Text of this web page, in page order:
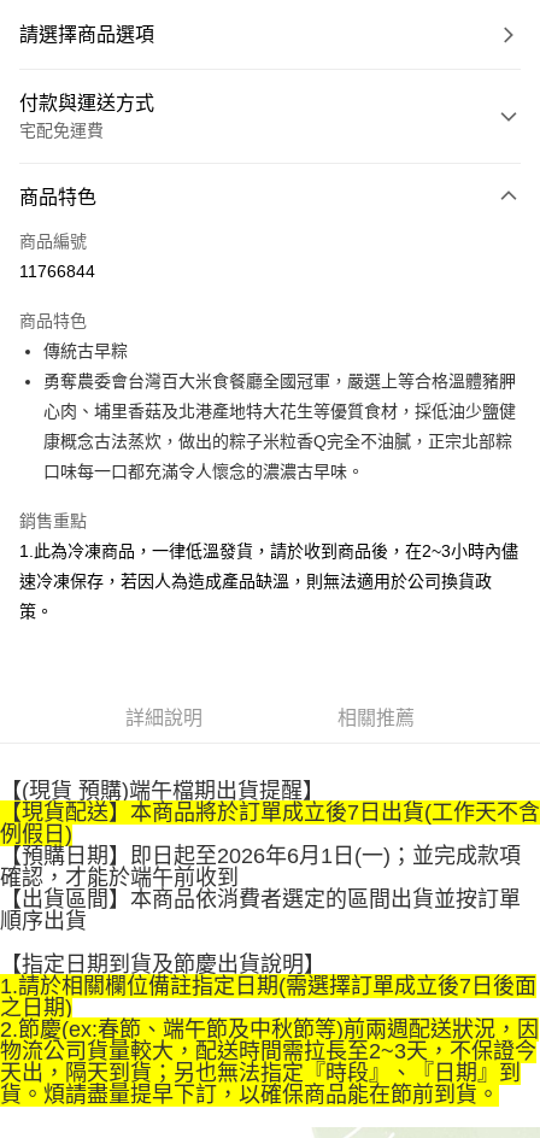
請選擇商品選項
付款與運送方式
宅配免運費
信用卡一次付款
LINE Pay
街口支付
悠遊付
Google Pay
全盈+PAY
大哥付你分期
相關說明
【大哥付你分期使用說明】
1.本服務由台灣大哥大提供，台灣大哥大用戶可立即使用無須另外申請。
2.付款方式選擇「大哥付你分期」，訂單成立後會自動跳轉到大哥付的交易
4.訂單成立30分鐘內，如未前往確認交易或遇審核未通過，訂單將自動取
消。如遇「轉專審核」未通過狀況，表示未達大哥付你分期系統評分，恕無
1.分期款項不併入電信帳單，「大哥付你分期」於每月結算日後寄送繳費提
醒簡訊。
2.透過簡訊連結打開帳單後，可選擇「超商條碼／台灣大直營門市／銀行轉
帳／街口支付／iPASS MONEY」等通路繳費。
【注意事項】
1.本服務係由「台灣大哥大股份有限公司」（以下簡稱本公司）所提供，讓
用戶於交易時，得透過本服務購買商品或服務，並由商店將買賣／分期付款
買賣價金債權讓與本公司後，依約使用本公司帳單繳交帳款。
2.基於同意付款使用「大哥付你分期」之契約關係目的，商店將以您的個人
資料（包含姓名、電話或地址）提供予台灣大哥大進項蒐集、處理及利用，
由本公司與您本人進行分期帳單所需資料之確認、核對及更正。
3.完整用戶服務條款，請詳閱以下連結：https://oppay.tw/userRule
１．簡單：不需註冊會員、不需綁卡、不需儲值。
【「AFTEE先享後付」結帳流程】
１．於結帳方式選擇「AFTEE先享後付」後，將跳轉至「AFTEE先享後付」
結帳頁面，進行簡訊認證並確認金額後，即可完成結帳。
２．訂單成立數日內，您將收到繳費通知簡訊。
３．收到繳費通知簡訊後14天內，點擊此簡訊中的連結，可透過四大超商／
ATM／網路銀行／等多元方式進行付款，方視為交易完成。
購買商品的店家。未經商家同意取消之訂單仍視為有效，需透過AFTEE先享
後付繳納相關費用。
※ 交易是否成功請以「AFTEE先享後付 」之結帳頁面顯示為準，若有關於
是否繳費成功／繳費後需取消欲退款等相關疑問，請聯繫「AFTEE先享後付
客戶支援中心」https://netprotections.freshdesk.com/support/home
【注意事項】
１．透過由恩沛科技股份有限公司提供之「AFTEE先享後付」服務完成之交
易，需依本服務之必要範圍內提供個人資料，並將交易相關給付款項請求債
免運費
商品特色
商品編號
11766844
商品特色
傳統古早粽
勇奪農委會台灣百大米食餐廳全國冠軍，嚴選上等合格溫體豬胛
心肉、埔里香菇及北港產地特大花生等優質食材，採低油少鹽健
康概念古法蒸炊，做出的粽子米粒香Q完全不油膩，正宗北部粽
口味每一口都充滿令人懷念的濃濃古早味。
銷售重點
1.此為冷凍商品，一律低溫發貨，請於收到商品後，在2~3小時內儘
速冷凍保存，若因人為造成產品缺溫，則無法適用於公司換貨政
策。
詳細說明 相關推薦
【(現貨 預購)端午檔期出貨提醒】
【現貨配送】本商品將於訂單成立後7日出貨(工作天不含
例假日)
【預購日期】即日起至2026年6月1日(一)；並完成款項
確認，才能於端午前收到
【出貨區間】本商品依消費者選定的區間出貨並按訂單
順序出貨
【指定日期到貨及節慶出貨說明】
1.請於相關欄位備註指定日期(需選擇訂單成立後7日後面
之日期)
2.節慶(ex:春節、端午節及中秋節等)前兩週配送狀況，因
物流公司貨量較大，配送時間需拉長至2~3天，不保證今
天出，隔天到貨；另也無法指定『時段』、『日期』到
貨。煩請盡量提早下訂，以確保商品能在節前到貨。